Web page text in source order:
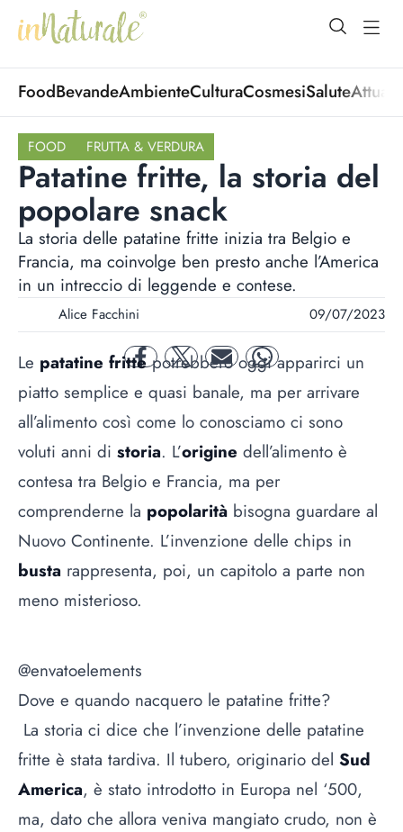
open
FoodBevandeAmbienteCulturaCosmesiSalute
FOOD FRUTTA & VERDURA
Patatine fritte, la storia del
popolare snack
La storia delle patatine fritte inizia tra Belgio e
Francia, ma coinvolge ben presto anche l’America
in un intreccio di leggende e contese.
Alice Facchini 09/07/2023
facebooktwitter mail whatsapp
Le patatine frittepotrebbero oggi apparirci un
piatto semplice e quasi banale, ma per arrivare
all’alimento così come lo conosciamo ci sono
voluti anni di storia. L’origine dell’alimento è
contesa tra Belgio e Francia, ma per
comprenderne la popolarità bisogna guardare al
Nuovo Continente. L’invenzione delle chips in
busta rappresenta, poi, un capitolo a parte non
meno misterioso.
@envatoelements
Dove e quando nacquero le patatine fritte?
La storia ci dice che l’invenzione delle patatine
fritte è stata tardiva. Il tubero, originario del Sud
America, è stato introdotto in Europa nel ‘500,
ma, dato che allora veniva mangiato crudo, non è